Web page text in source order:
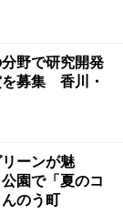
野で研究開発
募集 香川・
ーンが魅
園で「夏のコ
のう町